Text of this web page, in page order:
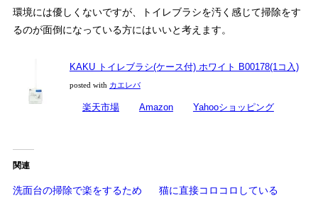
環境には優しくないですが、トイレブラシを汚く感じて掃除をす
るのが面倒になっている方にはいいと考えます。
KAKU トイレブラシ(ケース付) ホワイト B00178(1コ入)
posted with カエレバ
楽天市場 Amazon Yahooショッピング
関連
洗面台の掃除で楽をするため 猫に直接コロコロしている